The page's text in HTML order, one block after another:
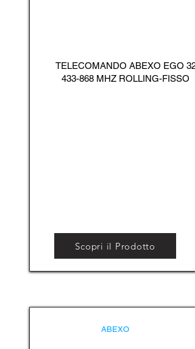
TELECOMANDO ABEXO EGO 32
433-868 MHZ ROLLING-FISSO
Scopri il Prodotto
ABEXO